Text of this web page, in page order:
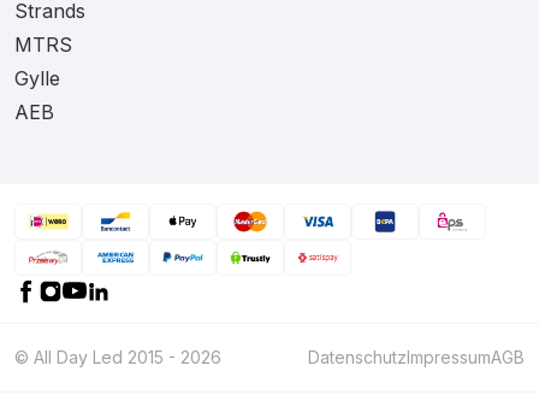
Strands
MTRS
Gylle
AEB
© All Day Led 2015 - 2026 DatenschutzImpressumAGB